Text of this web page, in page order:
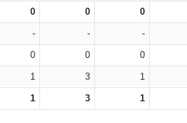
0 0 0
- - -
0 0 0
1 3 1
1 3 1